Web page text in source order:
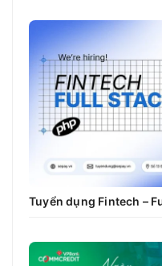
Tuyển dụng Fintech –